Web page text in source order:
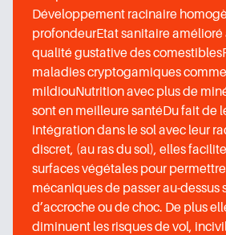
Développement racinaire
profondeurEtat sanitaire amélioré
qualité gustative des
maladies cryptogamiques
mildiouNutrition avec plus de
sont en meilleure santéDu fait de
intégration dans le sol avec leur
discret, (au ras du sol), elles
surfaces végétales pour
mécaniques de passer au-dessus
d’accroche ou de choc. De plus
diminuent les risques de vol,